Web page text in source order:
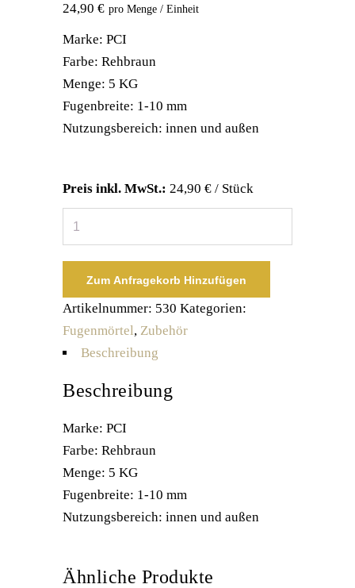
24,90 €
Marke: PCI
Farbe: Rehbraun
Menge: 5 KG
Fugenbreite: 1-10 mm
Nutzungsbereich: innen und außen
Preis inkl. MwSt.: 24,90 € / Stück
PCI
Premium
kg
Rehbraun
Menge
Zum Anfragekorb Hinzufügen
Artikelnummer: 530 Kategorien:
Fugenmörtel, Zubehör
Beschreibung
Beschreibung
Marke: PCI
Farbe: Rehbraun
Menge: 5 KG
Fugenbreite: 1-10 mm
Nutzungsbereich: innen und außen
Ähnliche Produkte